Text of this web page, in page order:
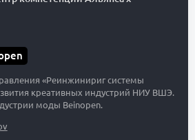
«Реинжинириг системы
креативных индустрий НИУ ВШЭ.
моды Beinopen.